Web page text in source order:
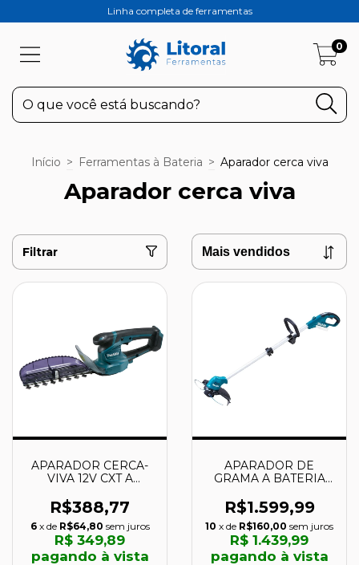
Linha completa de ferramentas
0
Início > Ferramentas à Bateria > Aparador cerca viva
Aparador cerca viva
Filtrar
APARADOR CERCA-
VIVA 12V CXT A
MAKITA
R$388,77
6 x de R$64,80 sem juros
R$ 349,89
pagando à vista
APARADOR DE
GRAMA A BATERIA
MAKITA
R$1.599,99
10 x de R$160,00 sem juros
R$ 1.439,99
pagando à vista